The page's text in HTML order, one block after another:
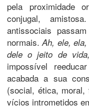
pela proximidade
conjugal,
antissociais
normais.Ah, ele,
dele o jeito de
impossível
acabada a sua
(social, ética,
vícios intrometidos